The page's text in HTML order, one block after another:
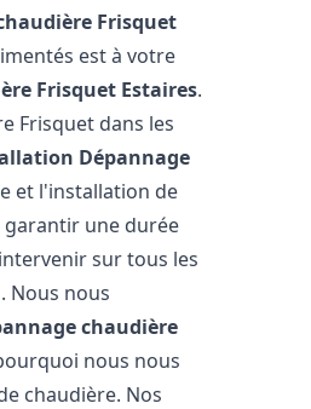
Frisquet
est à votre
Frisquet Estaires.
Frisquet dans les
Dépannage
et l'installation de
garantir une durée
sur tous les
Nous nous
chaudière
nous nous
chaudière. Nos